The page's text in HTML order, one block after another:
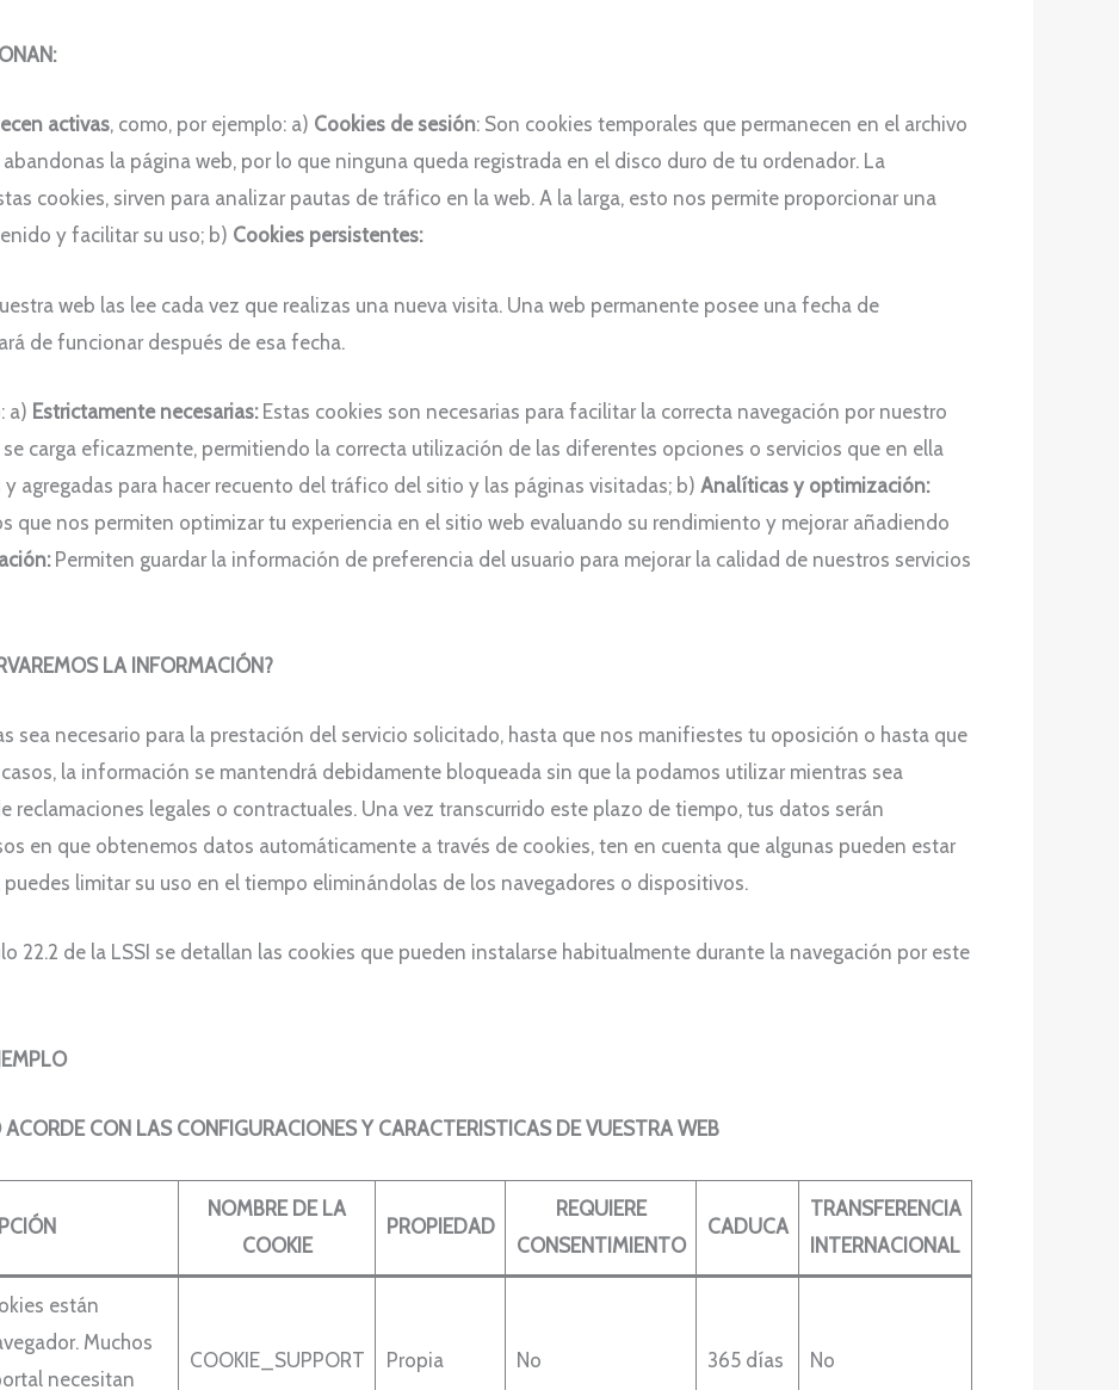
activas, como, por ejemplo: a) Cookies de sesión: Son cookies temporales que permanecen en el archivo
la página web, por lo que ninguna queda registrada en el disco duro de tu ordenador. La
cookies, sirven para analizar pautas de tráfico en la web. A la larga, esto nos permite proporcionar una
y facilitar su uso; b) Cookies persistentes:
web las lee cada vez que realizas una nueva visita. Una web permanente posee una fecha de
de funcionar después de esa fecha.
a) Estrictamente necesarias:Estas cookies son necesarias para facilitar la correcta navegación por nuestro
carga eficazmente, permitiendo la correcta utilización de las diferentes opciones o servicios que en ella
agregadas para hacer recuento del tráfico del sitio y las páginas visitadas; b) Analíticas y optimización:
que nos permiten optimizar tu experiencia en el sitio web evaluando su rendimiento y mejorar añadiendo
Permiten guardar la información de preferencia del usuario para mejorar la calidad de nuestros servicios
LA INFORMACIÓN?
sea necesario para la prestación del servicio solicitado, hasta que nos manifiestes tu oposición o hasta que
la información se mantendrá debidamente bloqueada sin que la podamos utilizar mientras sea
reclamaciones legales o contractuales. Una vez transcurrido este plazo de tiempo, tus datos serán
en que obtenemos datos automáticamente a través de cookies, ten en cuenta que algunas pueden estar
limitar su uso en el tiempo eliminándolas de los navegadores o dispositivos.
22.2 de la LSSI se detallan las cookies que pueden instalarse habitualmente durante la navegación por este
CON LAS CONFIGURACIONES Y CARACTERISTICAS DE VUESTRA WEB
NOMBRE DE LA
COOKIE
PROPIEDAD
REQUIERE
CONSENTIMIENTO
CADUCA
TRANSFERENCIA
INTERNACIONAL
están
Muchos
necesitan
COOKIE_SUPPORT Propia No 365 días No